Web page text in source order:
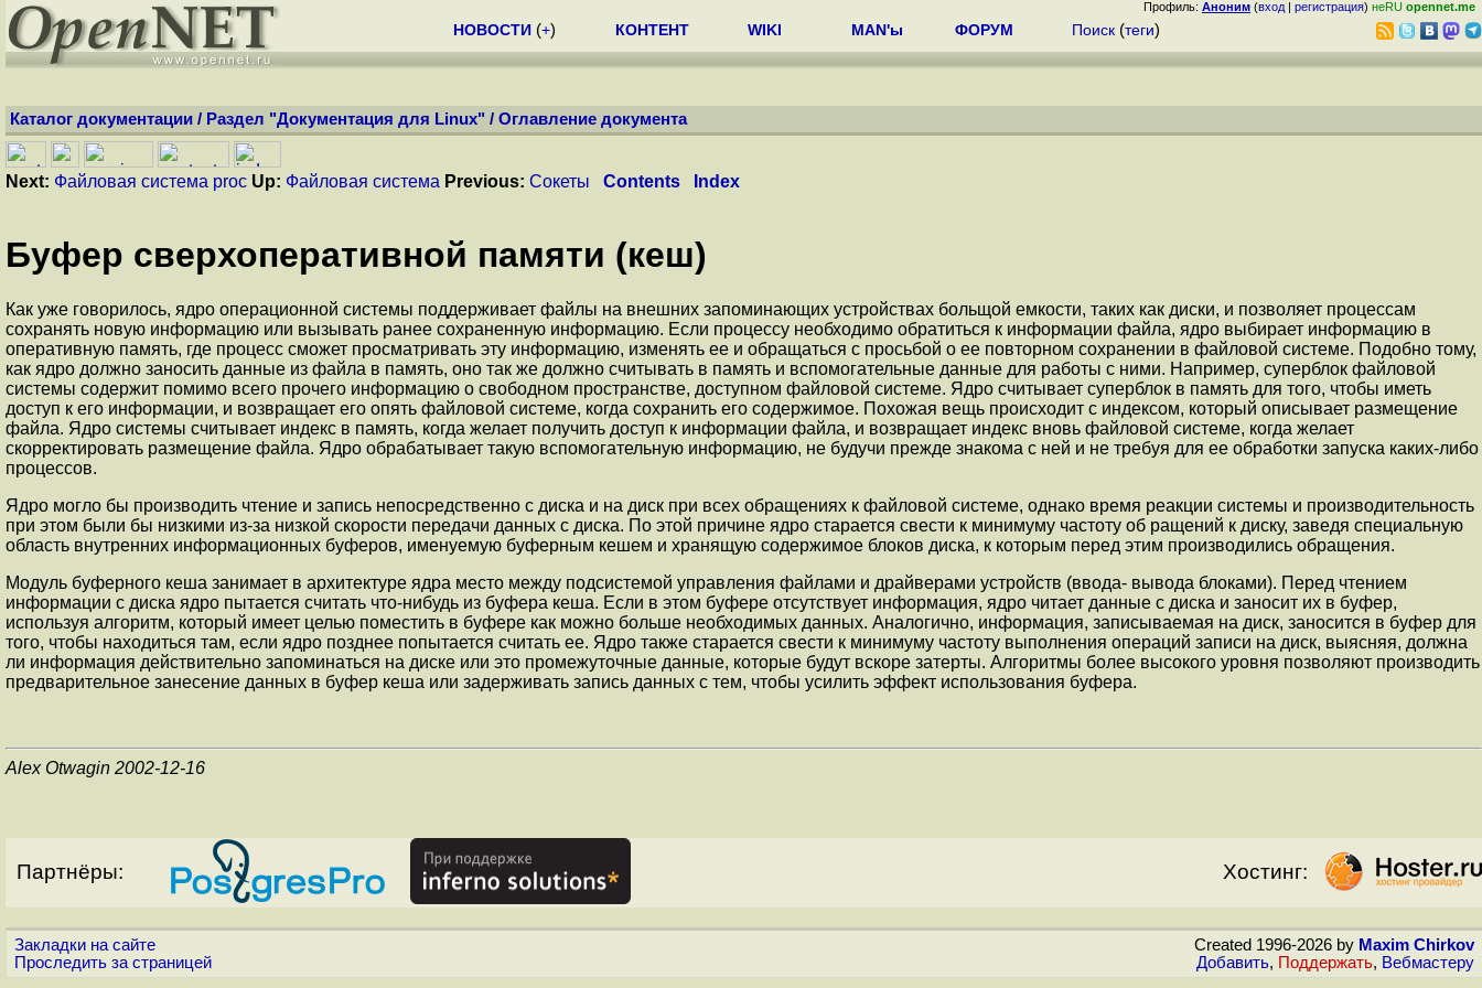
Профиль: Аноним (вход | регистрация) неRU opennet.me
НОВОСТИ (+) КОНТЕНТ WIKI MAN'ы ФОРУМ Поиск (теги)
Каталог документации / Раздел "Документация для Linux" / Оглавление документа
Next: Файловая система proc Up: Файловая система Previous: Сокеты Contents Index
Буфер сверхоперативной памяти (кеш)
Как уже говорилось, ядро операционной системы поддерживает файлы на внешних запоминающих устройствах больщой емкости, таких как диски, и позволяет процессам
сохранять новую информацию или вызывать ранее сохраненную информацию. Если процессу необходимо обратиться к информации файла, ядро выбирает информацию в
оперативную память, где процесс сможет просматривать эту информацию, изменять ее и обращаться с просьбой о ее повторном сохранении в файловой системе. Подобно тому,
как ядро должно заносить данные из файла в память, оно так же должно считывать в память и вспомогательные данные для работы с ними. Например, суперблок файловой
системы содержит помимо всего прочего информацию о свободном пространстве, доступном файловой системе. Ядро считывает суперблок в память для того, чтобы иметь
доступ к его информации, и возвращает его опять файловой системе, когда сохранить его содержимое. Похожая вещь происходит с индексом, который описывает размещение
файла. Ядро системы считывает индекс в память, когда желает получить доступ к информации файла, и возвращает индекс вновь файловой системе, когда желает
скорректировать размещение файла. Ядро обрабатывает такую вспомогательную информацию, не будучи прежде знакома с ней и не требуя для ее обработки запуска каких-либо
процессов.
Ядро могло бы производить чтение и запись непосредственно с диска и на диск при всех обращениях к файловой системе, однако время реакции системы и производительность
при этом были бы низкими из-за низкой скорости передачи данных с диска. По этой причине ядро старается свести к минимуму частоту об ращений к диску, заведя специальную
область внутренних информационных буферов, именуемую буферным кешем и хранящую содержимое блоков диска, к которым перед этим производились обращения.
Модуль буферного кеша занимает в архитектуре ядра место между подсистемой управления файлами и драйверами устройств (ввода- вывода блоками). Перед чтением
информации с диска ядро пытается считать что-нибудь из буфера кеша. Если в этом буфере отсутствует информация, ядро читает данные с диска и заносит их в буфер,
используя алгоритм, который имеет целью поместить в буфере как можно больше необходимых данных. Аналогично, информация, записываемая на диск, заносится в буфер для
того, чтобы находиться там, если ядро позднее попытается считать ее. Ядро также старается свести к минимуму частоту выполнения операций записи на диск, выясняя, должна
ли информация действительно запоминаться на диске или это промежуточные данные, которые будут вскоре затерты. Алгоритмы более высокого уровня позволяют производить
предварительное занесение данных в буфер кеша или задерживать запись данных с тем, чтобы усилить эффект использования буфера.
Alex Otwagin 2002-12-16
Партнёры: Хостинг:
Закладки на сайте
Проследить за страницей
Created 1996-2026 by Maxim Chirkov
Добавить, Поддержать, Вебмастеру